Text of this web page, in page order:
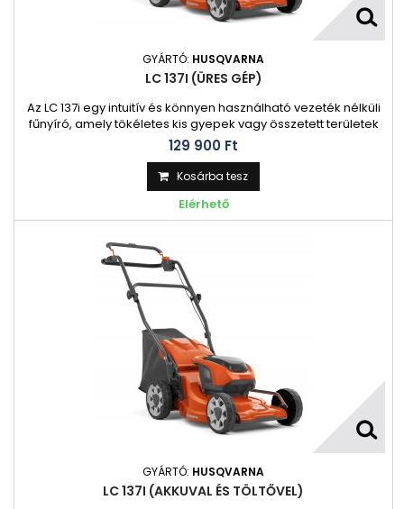
GYÁRTÓ: HUSQVARNA
LC 137I (ÜRES GÉP)
Az LC 137i egy intuitív és könnyen használható vezeték nélküli
fűnyíró, amely tökéletes kis gyepek vagy összetett területek
nyírásához. Ezzel a kicsi és könnyű fűnyíróval gyorsan és
csendesen, egy feltöltéssel nyírhatja kertjét. Kompakt
fedélzetének és ergonomikus fogantyújának köszönhetően
kis területeken is könnyű manőverezni és kormányozni. A
könnyen...
129 900 Ft‎
Kosárba tesz
Elérhető
GYÁRTÓ: HUSQVARNA
LC 137I (AKKUVAL ÉS TÖLTŐVEL)